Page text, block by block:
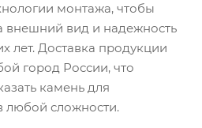
монтажа, чтобы
внешний вид и надежность
лет. Доставка продукции
город России, что
камень для
любой сложности.